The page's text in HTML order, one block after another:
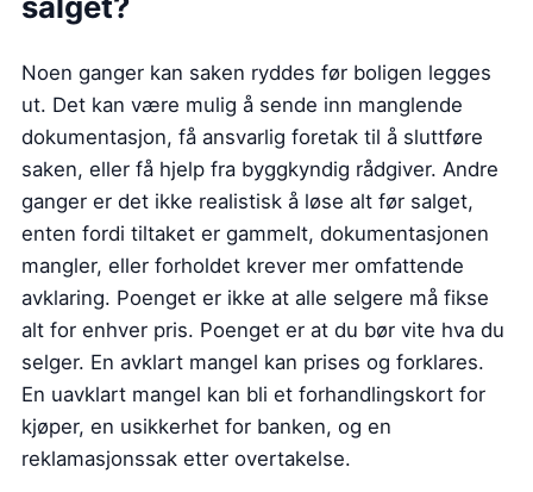
Noen ganger kan saken ryddes før boligen legges
ut. Det kan være mulig å sende inn manglende
dokumentasjon, få ansvarlig foretak til å sluttføre
saken, eller få hjelp fra byggkyndig rådgiver. Andre
ganger er det ikke realistisk å løse alt før salget,
enten fordi tiltaket er gammelt, dokumentasjonen
mangler, eller forholdet krever mer omfattende
avklaring. Poenget er ikke at alle selgere må fikse
alt for enhver pris. Poenget er at du bør vite hva du
selger. En avklart mangel kan prises og forklares.
En uavklart mangel kan bli et forhandlingskort for
kjøper, en usikkerhet for banken, og en
reklamasjonssak etter overtakelse.